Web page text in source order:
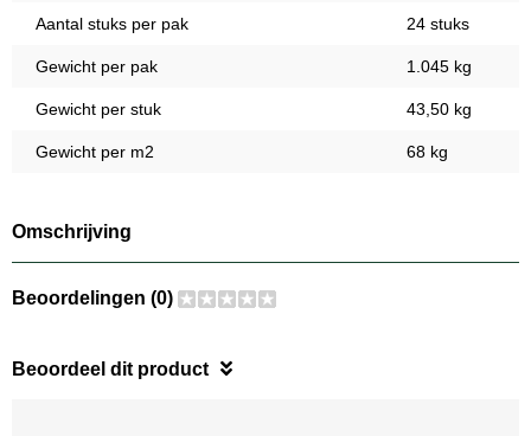
Aantal stuks per pak 24 stuks
Gewicht per pak 1.045 kg
Gewicht per stuk 43,50 kg
Gewicht per m2 68 kg
Omschrijving
Beoordelingen (0)
Beoordeel dit product